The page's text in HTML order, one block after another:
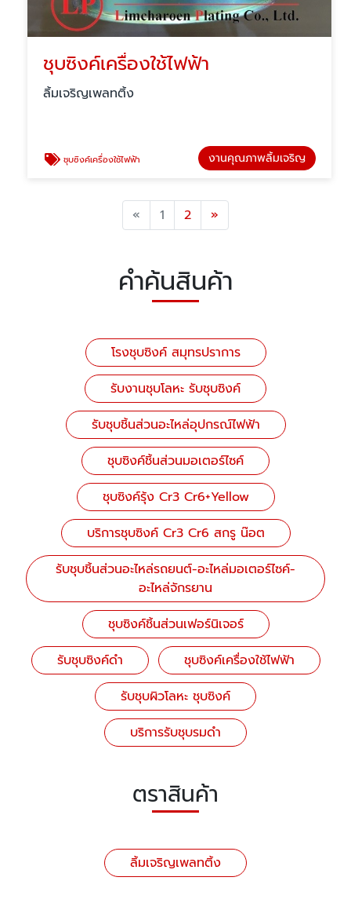
ชุบซิงค์เครื่องใช้ไฟฟ้า
ลิ้มเจริญเพลทติ้ง
ชุบซิงค์เครื่องใช้ไฟฟ้า งานคุณภาพลิ้มเจริญ
« Previous
1 2 »
คำค้นสินค้า
โรงชุบซิงค์ สมุทรปราการ
รับงานชุบโลหะ รับชุบซิงค์
รับชุบชิ้นส่วนอะไหล่อุปกรณ์ไฟฟ้า
ชุบซิงค์ชิ้นส่วนมอเตอร์ไซค์
ชุบซิงค์รุ้ง Cr3 Cr6+Yellow
บริการชุบซิงค์ Cr3 Cr6 สกรู น๊อต
รับชุบชิ้นส่วนอะไหล่รถยนต์-อะไหล่มอเตอร์ไซค์-
อะไหล่จักรยาน
ชุบซิงค์ชิ้นส่วนเฟอร์นิเจอร์
รับชุบซิงค์ดำ
ชุบซิงค์เครื่องใช้ไฟฟ้า
รับชุบผิวโลหะ ชุบซิงค์
บริการรับชุบรมดำ
ตราสินค้า
ลิ้มเจริญเพลทติ้ง